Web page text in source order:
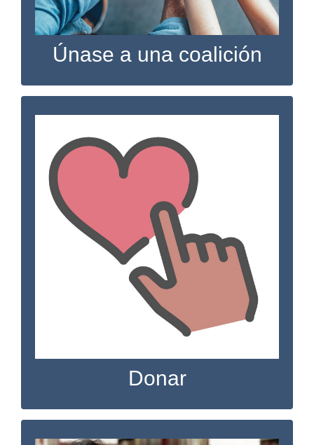
Únase a una coalición
VER INFORMACIÓN SOBRE LA COALICIÓN
Donar
Haga una donación deducible de impuestos
a la Fundación del Distrito 304 y apoye los
más de 50 programas que United General
District 304 ofrece a la comunidad.
HACER UN DONATIVO